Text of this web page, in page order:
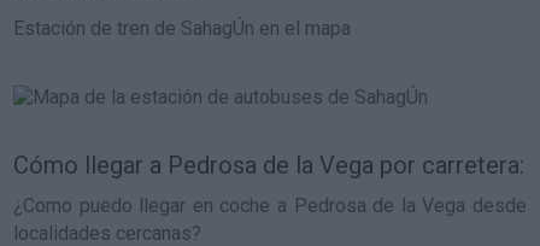
Estación de tren de SahagÚn en el mapa
Cómo llegar a Pedrosa de la Vega por carretera:
¿Como puedo llegar en coche a Pedrosa de la Vega desde
localidades cercanas?